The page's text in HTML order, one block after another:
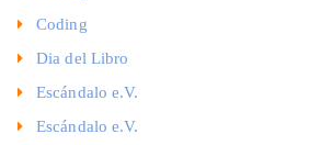
Coding
Dia del Libro
Escándalo e.V.
Escándalo e.V.